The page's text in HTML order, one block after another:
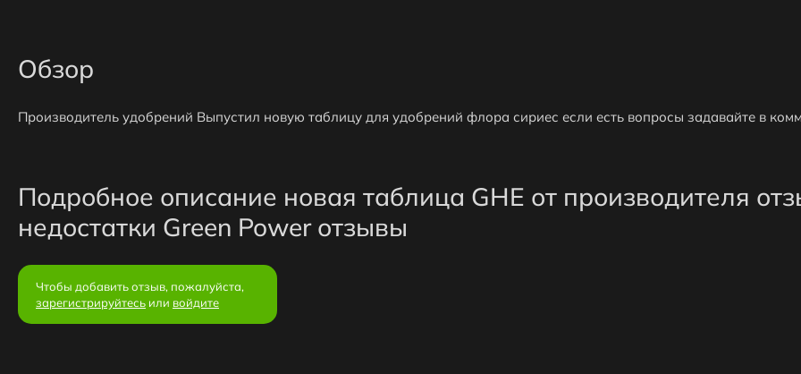
Обзор
Производитель удобрений Выпустил новую таблицу для удобрений флора сириес если есть вопросы задавайте в
Подробное описание новая таблица GHE от производителя
недостатки Green Power отзывы
Чтобы добавить отзыв, пожалуйста,
зарегистрируйтесь или войдите